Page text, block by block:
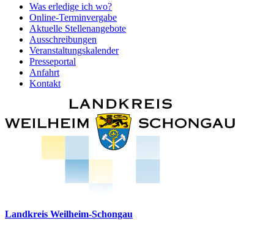
Was erledige ich wo?
Online-Terminvergabe
Aktuelle Stellenangebote
Ausschreibungen
Veranstaltungskalender
Presseportal
Anfahrt
Kontakt
Landkreis Weilheim-Schongau